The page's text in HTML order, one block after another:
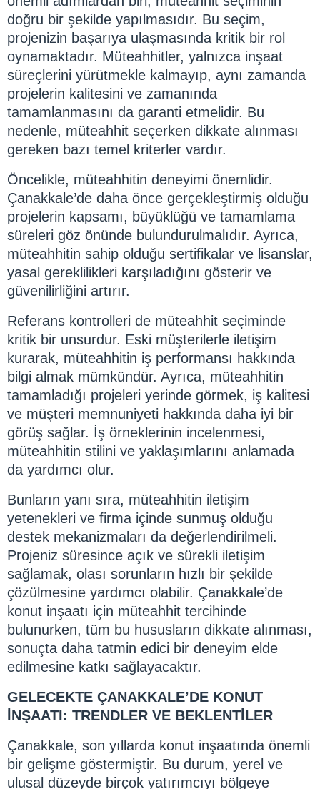
doğru bir şekilde yapılmasıdır. Bu seçim,
projenizin başarıya ulaşmasında kritik bir rol
oynamaktadır. Müteahhitler, yalnızca inşaat
süreçlerini yürütmekle kalmayıp, aynı zamanda
projelerin kalitesini ve zamanında
tamamlanmasını da garanti etmelidir. Bu
nedenle, müteahhit seçerken dikkate alınması
gereken bazı temel kriterler vardır.
Öncelikle, müteahhitin deneyimi önemlidir.
Çanakkale’de daha önce gerçekleştirmiş olduğu
projelerin kapsamı, büyüklüğü ve tamamlama
süreleri göz önünde bulundurulmalıdır. Ayrıca,
müteahhitin sahip olduğu sertifikalar ve lisanslar,
yasal gereklilikleri karşıladığını gösterir ve
güvenilirliğini artırır.
Referans kontrolleri de müteahhit seçiminde
kritik bir unsurdur. Eski müşterilerle iletişim
kurarak, müteahhitin iş performansı hakkında
bilgi almak mümkündür. Ayrıca, müteahhitin
tamamladığı projeleri yerinde görmek, iş kalitesi
ve müşteri memnuniyeti hakkında daha iyi bir
görüş sağlar. İş örneklerinin incelenmesi,
müteahhitin stilini ve yaklaşımlarını anlamada
da yardımcı olur.
Bunların yanı sıra, müteahhitin iletişim
yetenekleri ve firma içinde sunmuş olduğu
destek mekanizmaları da değerlendirilmeli.
Projeniz süresince açık ve sürekli iletişim
sağlamak, olası sorunların hızlı bir şekilde
çözülmesine yardımcı olabilir. Çanakkale’de
konut inşaatı için müteahhit tercihinde
bulunurken, tüm bu hususların dikkate alınması,
sonuçta daha tatmin edici bir deneyim elde
edilmesine katkı sağlayacaktır.
GELECEKTE ÇANAKKALE’DE KONUT
İNŞAATI: TRENDLER VE BEKLENTİLER
Çanakkale, son yıllarda konut inşaatında önemli
bir gelişme göstermiştir. Bu durum, yerel ve
ulusal düzeyde birçok yatırımcıyı bölgeye